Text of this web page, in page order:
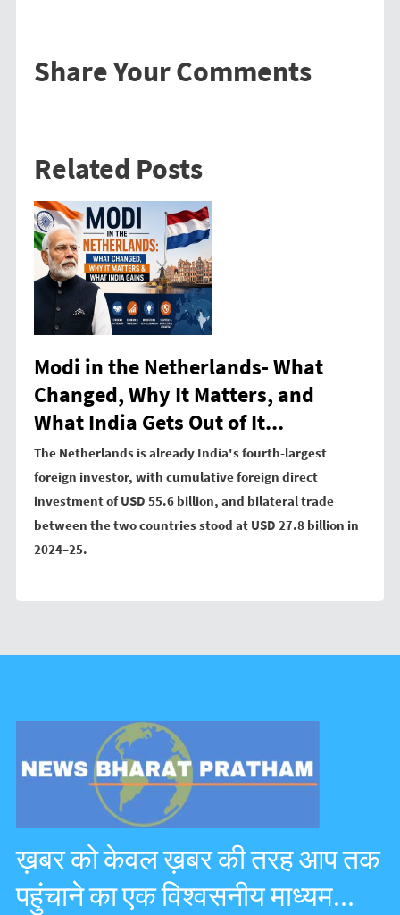
Share Your Comments
Related Posts
Modi in the Netherlands- What
Changed, Why It Matters, and
What India Gets Out of It...
The Netherlands is already India's fourth-largest
foreign investor, with cumulative foreign direct
investment of USD 55.6 billion, and bilateral trade
between the two countries stood at USD 27.8 billion in
2024–25.
ख़बर को केवल ख़बर की तरह आप तक
पहुंचाने का एक विश्वसनीय माध्यम...